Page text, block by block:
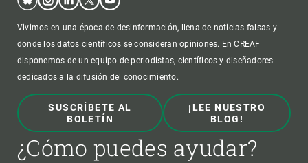
Vivimos en una época de desinformación, llena de noticias falsas y
donde los datos científicos se consideran opiniones. En CREAF
disponemos de un equipo de periodistas, científicos y diseñadores
dedicados a la difusión del conocimiento.
SUSCRÍBETE AL
BOLETÍN
¡LEE NUESTRO
BLOG!
¿Cómo puedes ayudar?